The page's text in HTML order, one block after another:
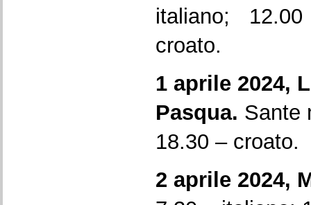
italiano;
croato.
1 aprile 2024,
Pasqua. Sante
18.30 – croato.
2 aprile 2024,